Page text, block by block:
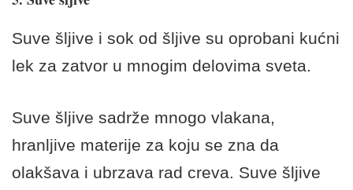
Suve šljive i sok od šljive su oprobani kućni
lek za zatvor u mnogim delovima sveta.
Suve šljive sadrže mnogo vlakana,
hranljive materije za koju se zna da
olakšava i ubrzava rad creva. Suve šljive